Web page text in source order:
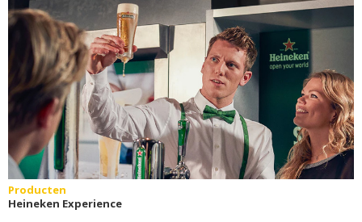
Producten
Heineken Experience